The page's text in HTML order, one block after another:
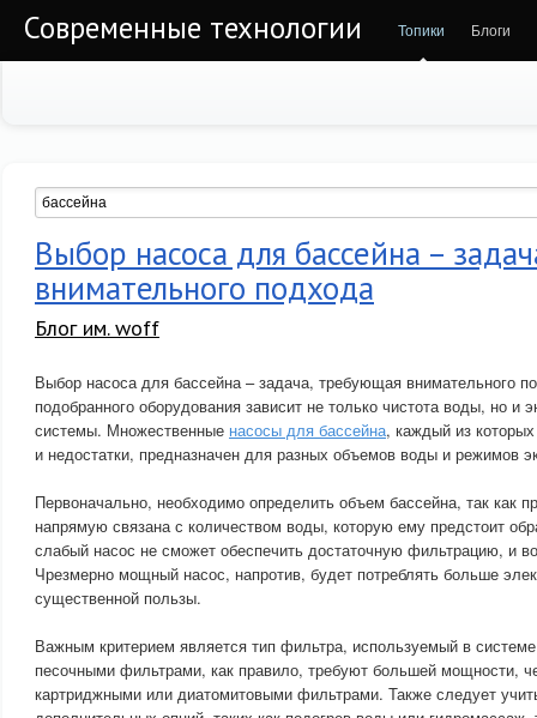
Современные технологии Топики Блоги
Выбор насоса для бассейна –
внимательного подхода
Блог им. woff
Выбор насоса для бассейна – задача, требующая внимательного
подобранного оборудования зависит не только чистота воды, но и
системы. Множественные насосы для бассейна, каждый из
и недостатки, предназначен для разных объемов воды и режимов
Первоначально, необходимо определить объем бассейна, так как
напрямую связана с количеством воды, которую ему предстоит
слабый насос не сможет обеспечить достаточную фильтрацию, и
Чрезмерно мощный насос, напротив, будет потреблять больше
существенной пользы.
Важным критерием является тип фильтра, используемый в
песочными фильтрами, как правило, требуют большей мощности,
картриджными или диатомитовыми фильтрами. Также следует